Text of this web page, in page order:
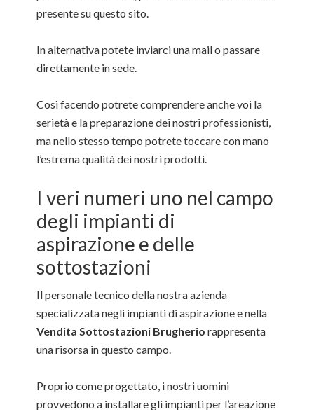
presente su questo sito.
In alternativa potete inviarci una mail o passare
direttamente in sede.
Così facendo potrete comprendere anche voi la
serietà e la preparazione dei nostri professionisti,
ma nello stesso tempo potrete toccare con mano
l’estrema qualità dei nostri prodotti.
I veri numeri uno nel campo
degli impianti di
aspirazione e delle
sottostazioni
Il personale tecnico della nostra azienda
specializzata negli impianti di aspirazione e nella
Vendita Sottostazioni Brugherio rappresenta
una risorsa in questo campo.
Proprio come progettato, i nostri uomini
provvedono a installare gli impianti per l’areazione